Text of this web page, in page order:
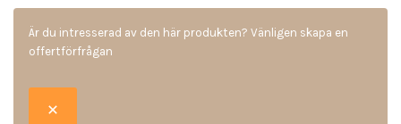
Är du intresserad av den här produkten? Vänligen skapa en
offertförfrågan